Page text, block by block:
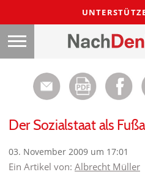
Der Sozialstaat als
03. November 2009 um 17:01
Ein Artikel von: Albrecht Müller